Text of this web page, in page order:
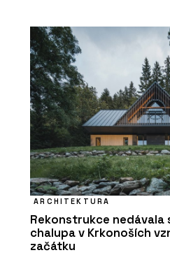
ARCHITEKTURA
Rekonstrukce nedávala
chalupa v Krkonoších
začátku